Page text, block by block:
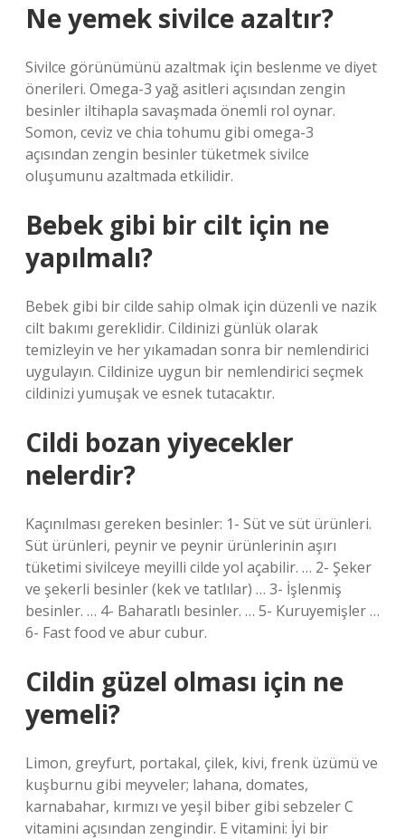
Ne yemek sivilce azaltır?
Sivilce görünümünü azaltmak için beslenme ve diyet
önerileri. Omega-3 yağ asitleri açısından zengin
besinler iltihapla savaşmada önemli rol oynar.
Somon, ceviz ve chia tohumu gibi omega-3
açısından zengin besinler tüketmek sivilce
oluşumunu azaltmada etkilidir.
Bebek gibi bir cilt için ne
yapılmalı?
Bebek gibi bir cilde sahip olmak için düzenli ve nazik
cilt bakımı gereklidir. Cildinizi günlük olarak
temizleyin ve her yıkamadan sonra bir nemlendirici
uygulayın. Cildinize uygun bir nemlendirici seçmek
cildinizi yumuşak ve esnek tutacaktır.
Cildi bozan yiyecekler
nelerdir?
Kaçınılması gereken besinler: 1- Süt ve süt ürünleri.
Süt ürünleri, peynir ve peynir ürünlerinin aşırı
tüketimi sivilceye meyilli cilde yol açabilir. … 2- Şeker
ve şekerli besinler (kek ve tatlılar) … 3- İşlenmiş
besinler. … 4- Baharatlı besinler. … 5- Kuruyemişler …
6- Fast food ve abur cubur.
Cildin güzel olması için ne
yemeli?
Limon, greyfurt, portakal, çilek, kivi, frenk üzümü ve
kuşburnu gibi meyveler; lahana, domates,
karnabahar, kırmızı ve yeşil biber gibi sebzeler C
vitamini açısından zengindir. E vitamini: İyi bir